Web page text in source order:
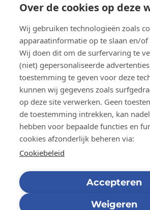
Over de cookies op deze
Wij gebruiken technologieën zoals
apparaatinformatie op te slaan en/of
Wij doen dit om de surfervaring te
(niet) gepersonaliseerde
toestemming te geven voor deze
kunnen wij gegevens zoals
op deze site verwerken. Geen
de toestemming intrekken, kan
hebben voor bepaalde functies en
cookies afzonderlijk beheren via:
Cookiebeleid
Accepteren
Weigeren
Contact
Privacybeleid
Cookiebeleid
Juridische Informatie